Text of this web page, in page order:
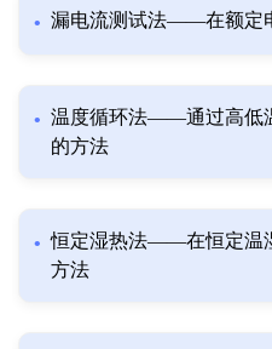
漏电流测试法——在额定
温度循环法——通过高低
的方法
恒定湿热法——在恒定温
方法